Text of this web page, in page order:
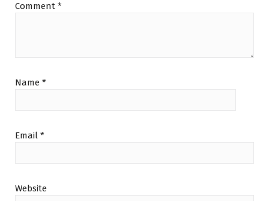
Comment *
Name *
Email *
Website